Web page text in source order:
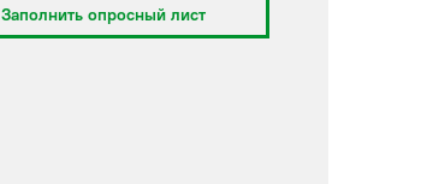
Заполнить опросный лист